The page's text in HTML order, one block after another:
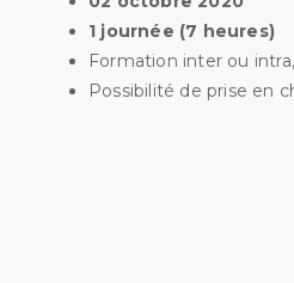
1 journée (7 heures)
Formation inter ou
Possibilité de prise en